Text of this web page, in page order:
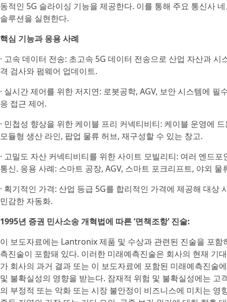
동적인 5G 슬라이싱 기능을 제공한다. 이를 통해 주요 통신사
솔루션을 실현한다.
핵심 기능과 응용 사례
· 고속 데이터 전송: 초고속 5G 데이터 전송으로 산업 자산과
격 검사와 펌웨어 업데이트.
· 실시간 제어를 위한 저지연: 로봇공학, AGV, 보안 시스템에
응 접근 제어.
· 민첩성 향상을 위한 케이블 프리 커넥티비티: 케이블 운영에
모듈형 생산 라인, 팝업 물류 허브, 재구성할 수 있는 창고.
· 고밀도 자산 커넥티비티를 위한 사이트 모빌리티: 여러 엔드
통신. 응용 사례: 스마트 공장, AGV, 스마트 포크리프트, 야외 물
· 획기적인 가격: 산업 등급 5G를 합리적인 가격에 제공해 대상
민감한 자동화.
1995년 증권 민사소송 개혁법에 따른 ‘면책조항’ 진술:
이 보도자료에는 Lantronix 제품 및 수상과 관련된 진술을 포
측진술이 포함돼 있다. 이러한 미래예측진술은 회사의 현재 기
가 회사의 과거 결과 또는 이 보도자료에 포함된 미래예측진술
및 불확실성의 영향을 받는다. 잠재적 위험 및 불확실성에는
의 부정적 또는 악화 또는 시장 불안정이 비즈니스에 미치는